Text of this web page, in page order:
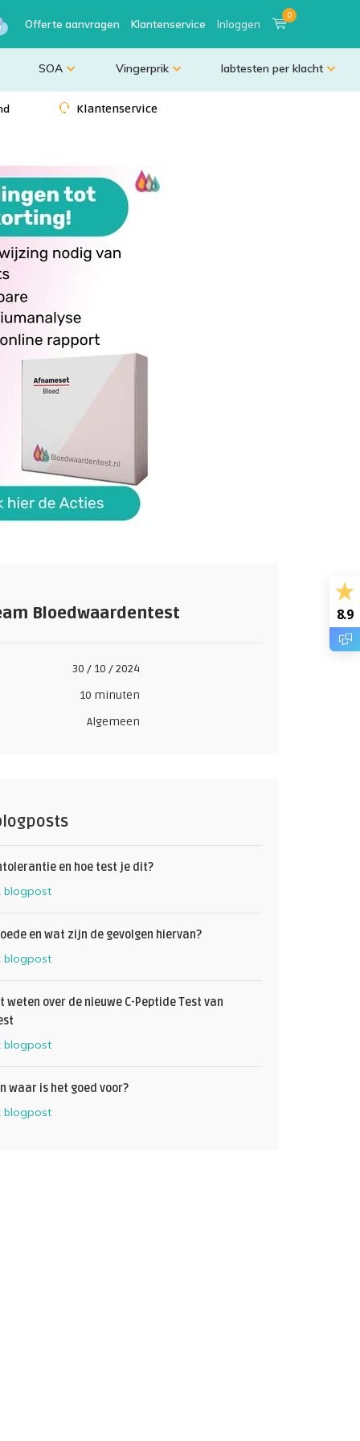
Offerte aanvragen Klantenservice Inloggen
0
SOA Vingerprik labtesten per klacht
Klantenservice
Bloedwaardentest
30 / 10 / 2024
10 minuten
Algemeen
en hoe test je dit?
blogpost
en wat zijn de gevolgen hiervan?
blogpost
weten over de nieuwe C-Peptide Test van
blogpost
waar is het goed voor?
blogpost
8.9